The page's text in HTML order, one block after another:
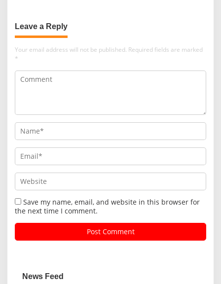
Leave a Reply
Your email address will not be published. Required fields are marked
*
Save my name, email, and website in this browser for
the next time I comment.
News Feed